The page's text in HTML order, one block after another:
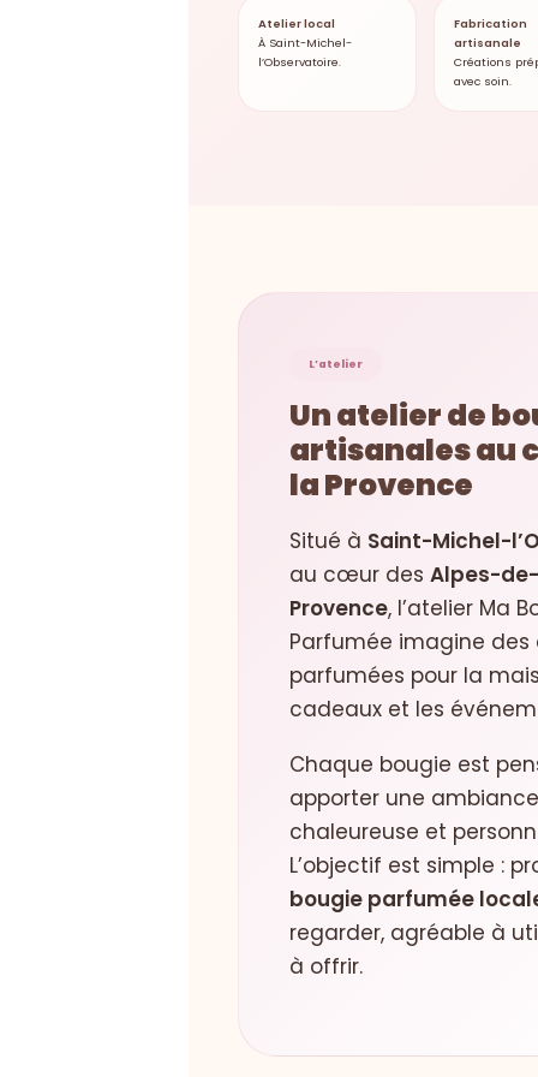
Atelier local
À Saint-Michel-
l’Observatoire.
Fabrication
artisanale
Créations
avec soin.
L’atelier
Un atelier de
artisanales au
la Provence
Situé à Saint-Michel-
au cœur desAlpes-
Provence, l’atelier Ma
Parfumée imagine des
parfumées pour la
cadeaux et les
Chaque bougie est
apporter une
chaleureuse et
L’objectif est simple :
bougie parfumée
regarder, agréable à
à offrir.